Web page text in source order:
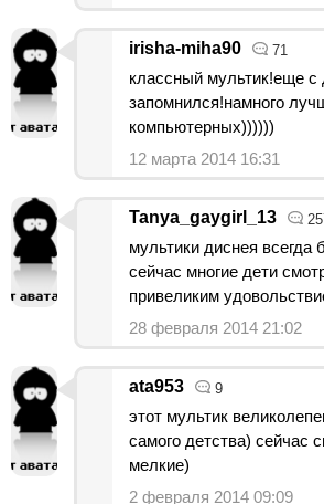
irisha-miha90 71
классный мультик!еще с
запомнился!намного
компьютерных))))))
12 марта 2014 16:31
Tanya_gaygirl_13
мультики диснея
сейчас многие дети
привеликим
28 февраля 2014 21:02
ata953 9
этот мультик
самого детства) сейчас
мелкие)
2 февраля 2014 09:09